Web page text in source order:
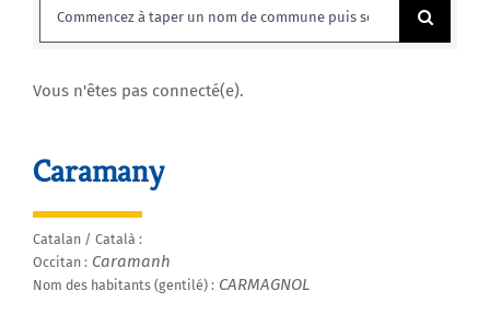
Rechercher:
Vous n'êtes pas connecté(e).
Caramany
Catalan / Català :
Occitan : Caramanh
Nom des habitants (gentilé) : CARMAGNOL